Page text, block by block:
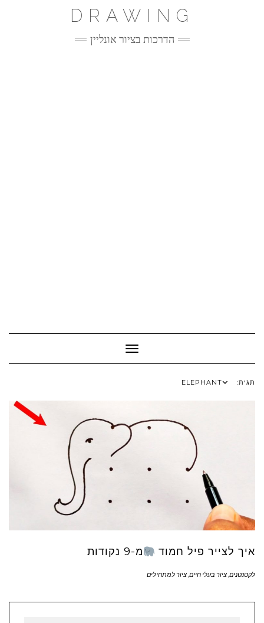
DRAWING
הדרכות בציור אונליין
Toggle Navigation
תגית: ELEPHANT
איך לצייר פיל חמוד מ-9 נקודות
לקטנטנים ציור בעלי חיים ציור למתחילים